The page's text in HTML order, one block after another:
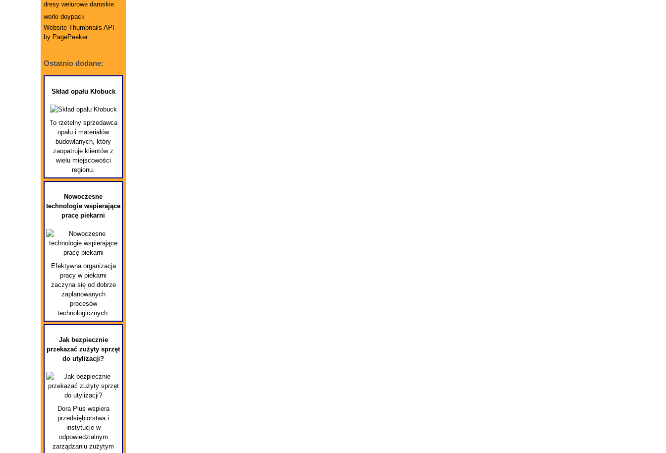
dresy welurowe damskie
worki doypack
Website Thumbnails API
by PagePeeker
Ostatnio dodane:
Skład opału Kłobuck
To rzetelny sprzedawca
opału i materiałów
budowlanych, który
zaopatruje klientów z
wielu miejscowości
regionu.
Nowoczesne
technologie wspierające
pracę piekarni
Efektywna organizacja
pracy w piekarni
zaczyna się od dobrze
zaplanowanych
procesów
technologicznych.
Jak bezpiecznie
przekazać zużyty sprzęt
do utylizacji?
Dora Plus wspiera
przedsiębiorstwa i
instytucje w
odpowiedzialnym
zarządzaniu zużytym